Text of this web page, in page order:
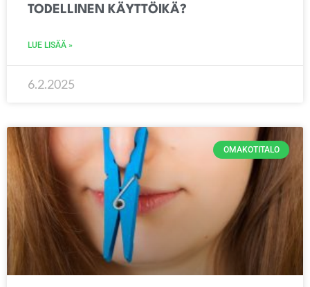
TODELLINEN KÄYTTÖIKÄ?
LUE LISÄÄ »
6.2.2025
OMAKOTITALO